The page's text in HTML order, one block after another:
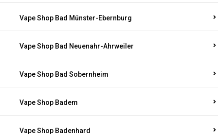
Vape Shop Bad Münster-Ebernburg
Vape Shop Bad Neuenahr-Ahrweiler
Vape Shop Bad Sobernheim
Vape Shop Badem
Vape Shop Badenhard